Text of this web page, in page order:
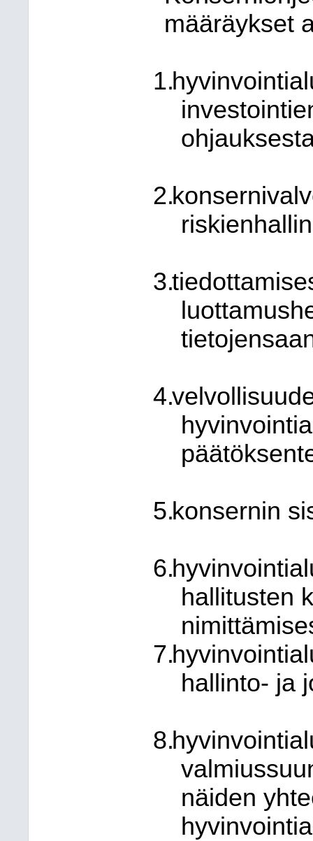
määräykset
konsernin
hallitusten
hallinto- ja
näiden